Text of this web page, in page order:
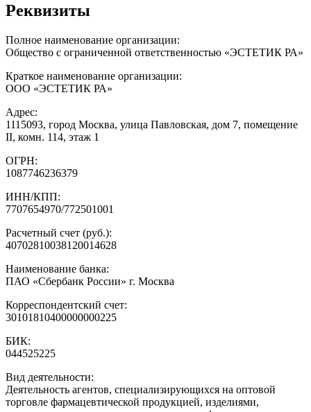
Реквизиты
Полное наименование организации:
Общество с ограниченной ответственностью «ЭСТЕТИК РА»
Краткое наименование организации:
ООО «ЭСТЕТИК РА»
Адрес:
1115093, город Москва, улица Павловская, дом 7, помещение
II, комн. 114, этаж 1
ОГРН:
1087746236379
ИНН/КПП:
7707654970/772501001
Расчетный счет (руб.):
40702810038120014628
Наименование банка:
ПАО «Сбербанк России» г. Москва
Корреспондентский счет:
30101810400000000225
БИК:
044525225
Вид деятельности:
Деятельность агентов, специализирующихся на оптовой
торговле фармацевтической продукцией, изделиями,